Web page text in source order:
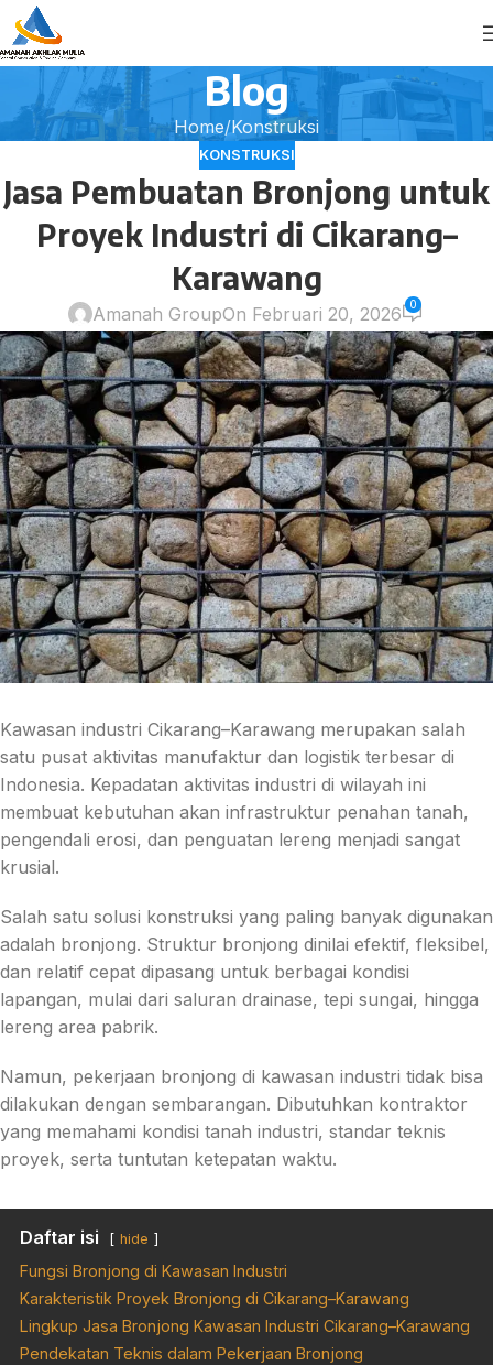
Blog
Home Konstruksi
KONSTRUKSI
Jasa Pembuatan Bronjong untuk
Proyek Industri di Cikarang–
Karawang
Amanah GroupOn Februari 20, 2026 0
Kawasan industri Cikarang–Karawang merupakan salah
satu pusat aktivitas manufaktur dan logistik terbesar di
Indonesia. Kepadatan aktivitas industri di wilayah ini
membuat kebutuhan akan infrastruktur penahan tanah,
pengendali erosi, dan penguatan lereng menjadi sangat
krusial.
Salah satu solusi konstruksi yang paling banyak digunakan
adalah bronjong. Struktur bronjong dinilai efektif, fleksibel,
dan relatif cepat dipasang untuk berbagai kondisi
lapangan, mulai dari saluran drainase, tepi sungai, hingga
lereng area pabrik.
Namun, pekerjaan bronjong di kawasan industri tidak bisa
dilakukan dengan sembarangan. Dibutuhkan kontraktor
yang memahami kondisi tanah industri, standar teknis
proyek, serta tuntutan ketepatan waktu.
Daftar isi hide
Fungsi Bronjong di Kawasan Industri
Karakteristik Proyek Bronjong di Cikarang–Karawang
Lingkup Jasa Bronjong Kawasan Industri Cikarang–Karawang
Pendekatan Teknis dalam Pekerjaan Bronjong